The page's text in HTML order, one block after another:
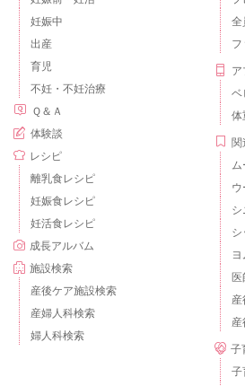
妊娠中
出産
育児
不妊・不妊治療
Ｑ＆Ａ
体験談
レシピ
離乳食レシピ
妊娠食レシピ
妊活食レシピ
成長アルバム
施設検索
産後ケア施設検索
産婦人科検索
婦人科検索
全
フ
ア
ベ
体
関
ウ
シ
シ
医
産
産
子
子